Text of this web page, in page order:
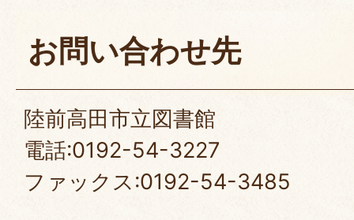
お問い合わせ先
陸前高田市立図書館
電話:0192-54-3227
ファックス:0192-54-3485